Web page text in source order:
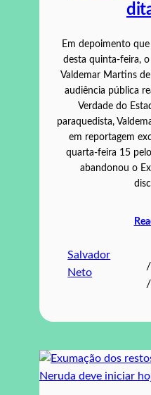
Em depoimento
desta quinta-feira,
Valdemar Martins
audiência pública
Verdade do
paraquedista,
em reportagem
quarta-feira 15
abandonou o
Salvador
Neto
/
/